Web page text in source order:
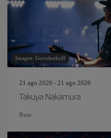
Imagen: Gorodenkoff
21 ago 2026 - 21 ago 2026
Takuya Nakamura
Rust